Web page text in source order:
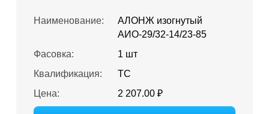
Наименование:
АЛОНЖ изогнутый
АИО-29/32-14/23-85
Фасовка:
1 шт
Квалификация:
ТС
Цена:
2 207.00 ₽